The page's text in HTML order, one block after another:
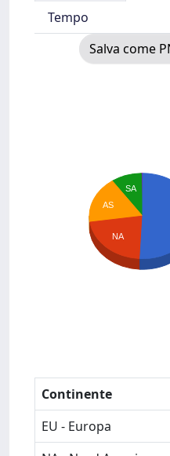
Tempo
Salva come
SA
AS
NA
Continente
EU - Europa